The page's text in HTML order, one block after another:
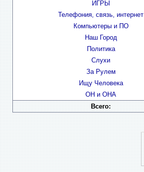
ИГРЫ
Телефония, связь, интернет
Компьютеры и ПО
Наш Город
Политика
Слухи
За Рулем
Ищу Человека
ОН и ОНА
Всего: